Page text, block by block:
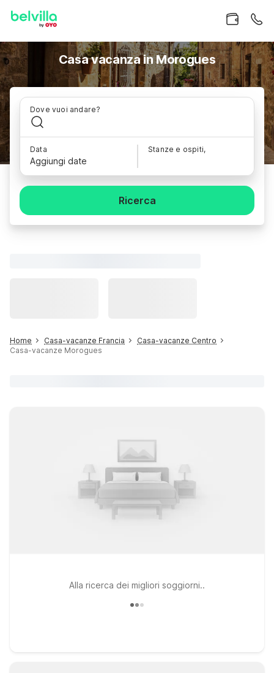
Casa vacanza in Morogues
Dove vuoi andare?
Data
Aggiungi date
Stanze e ospiti,
Ricerca
Home Casa-vacanze Francia
Casa-vacanze Centro
Casa-vacanze Morogues
Alla ricerca dei migliori soggiorni..